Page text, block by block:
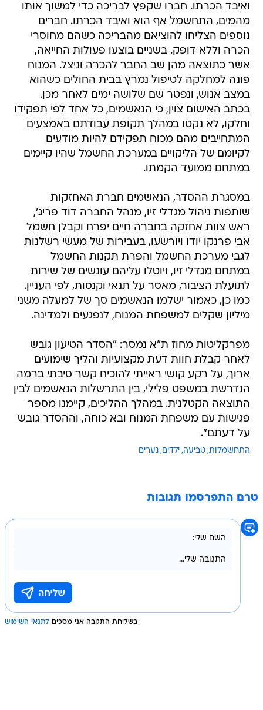
ואיבד הכרתו. חברו שקפץ לבריכה כדי למשוך אותו
מהמים, התחשמל אף הוא ואיבד הכרתו. חברים
נוספים הצליחו להוציאם מהבריכה כשהם מחוסרי
הכרה וללא דופק. בשניים בוצעו פעולות החייאה,
אשר כתוצאה מהן שב החבר להכרה וניצל. המנוח
פונה למחלקה לטיפול נמרץ בבית החולים כשהוא
במצב אנוש, ונפטר שם שלושה ימים לאחר מכן.
בכתב האישום צוין, כי הנאשמים, כל אחד לפי תפקידו
וחלקו, לא נקטו במהלך תקופת עבודתם באמצעים
המתחייבים מהם מכוח תפקידם להיות מודעים
לקיומם של הליקויים במערכת החשמל שהיו קיימים
במתחם ממועד הקמתו.
במסגרת ההסדר, הנאשמים חברת האחזקות
שותפות ניהול מגדלי זיו, מנהל החברה דוד פריג',
ראש צוות אחזקה בחברה חיים יפרח וקבלן חשמל
אבי פרנקו יודו ויורשעו, בעבירות של מעשי רשלנות
לגבי מערכת החשמל והפרת תקנות החשמל
במתחם מגדלי זיו, ויוטלו עליהם עונשים של שירות
לתועלת הציבור, מאסר על תנאי וקנסות, לפי העניין.
כמו כן, כאמור ישלמו הנאשמים סך של למעלה משני
מיליון שקלים למשפחת המנוח, לנפגעים ולמדינה.
מפרקליטות מחוז ת"א נמסר: "הסדר הטיעון גובש
לאחר קבלת חוות דעת מקצועיות והליך שימועים
ארוך, על רקע קושי ראייתי להוכיח קשר סיבתי ברמה
הנדרשת במשפט פלילי, בין התרשלות הנאשמים לבין
התוצאה הקטלנית. במהלך ההליכים, קיימנו מספר
פגישות עם משפחת המנוח ובא כוחה, וההסדר גובש
על דעתם".
התחשמלות טביעה ילדים נערים
טרם התפרסמו תגובות
בשליחת התגובה אני מסכים לתנאי השימוש